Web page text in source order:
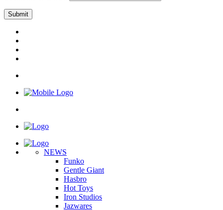
NEWS
Funko
Gentle Giant
Hasbro
Hot Toys
Iron Studios
Jazwares